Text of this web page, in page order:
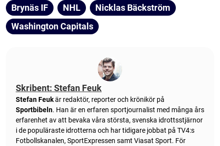
Brynäs IF NHL
Nicklas Bäckström
Washington Capitals
Skribent: Stefan Feuk
Stefan Feukär redaktör, reporter och krönikör på
Sportbibeln. Han är en erfaren sportjournalist med många års
erfarenhet av att bevaka våra största, svenska idrottsstjärnor
i de populäraste idrotterna och har tidigare jobbat på TV4:s
Fotbollskanalen, SportExpressen samt Viasat Sport. För